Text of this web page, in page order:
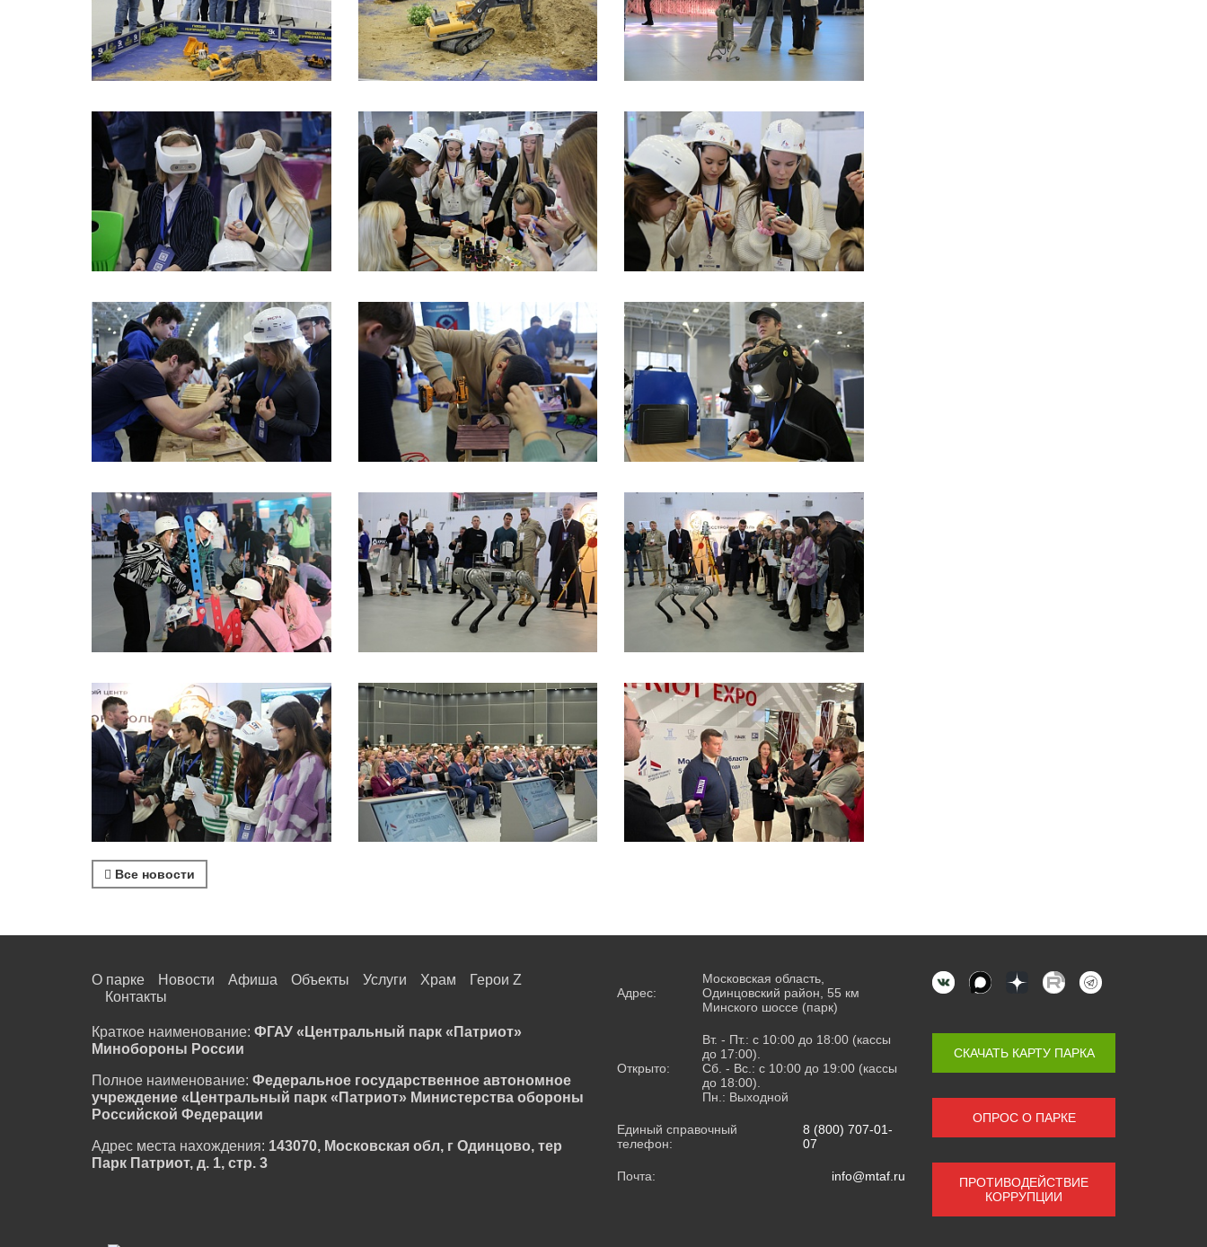
Все новости
О парке Новости Афиша Объекты Услуги Храм
Герои Z
Контакты
Краткое наименование: ФГАУ «Центральный парк «Патриот»
Минобороны России
Полное наименование: Федеральное государственное автономное
учреждение «Центральный парк «Патриот» Министерства обороны
Российской Федерации
Адрес места нахождения: 143070, Московская обл, г Одинцово, тер
Парк Патриот, д. 1, стр. 3
Адрес:
Московская область,
Одинцовский район, 55 км
Минского шоссе (парк)
Открыто:
Вт. - Пт.: с 10:00 до 18:00 (кассы
до 17:00).
Сб. - Вс.: с 10:00 до 19:00 (кассы
до 18:00).
Пн.: Выходной
Единый справочный
телефон:
8 (800) 707-01-
07
Почта: info@mtaf.ru
СКАЧАТЬ КАРТУ ПАРКА
ОПРОС О ПАРКЕ
ПРОТИВОДЕЙСТВИЕ
КОРРУПЦИИ